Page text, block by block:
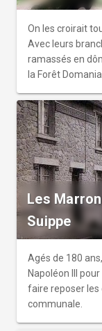
On les croirait
Avec leurs
ramassés en
la Forêt
véritable énigme
départ des
observer dans
site des Faux de
an et tout a été
raretés
Les
Suippe
Agés de 180
Napoléon III
faire reposer les
communale.